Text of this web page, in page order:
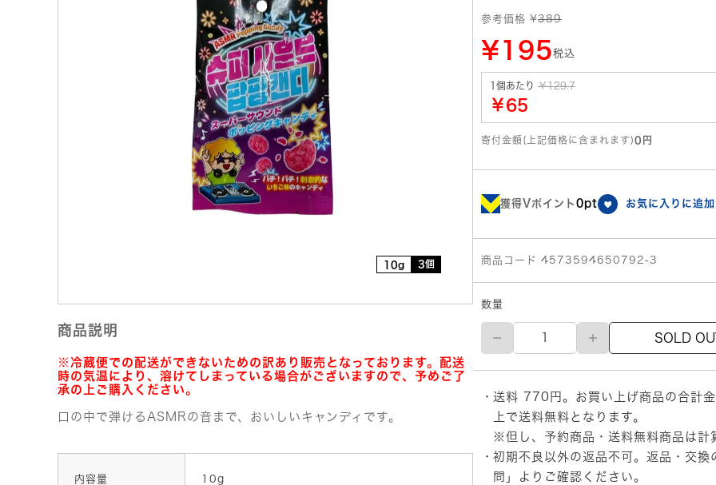
10g 3個
商品説明
※冷蔵便での配送ができないための訳あり販売となっております。配送
時の気温により、溶けてしまっている場合がございますので、予めご了
承の上ご購入ください。
口の中で弾けるASMRの音まで、おいしいキャンディです。
内容量 10g
参考価格 ¥389
¥195税込
1個あたり ￥129.7
￥65
寄付金額(上記価格に含まれます)0円
獲得Vポイント 0pt お気に入りに追
商品コード 4573594650792-3
数量
ベ
ト
ブ
ス
ス
ー
パ
ー
サ
SOLD
送料 770円。お買い上げ商品の合計
上で送料無料となります。
※但し、予約商品・送料無料商品は計
初期不良以外の返品不可。返品・交換
問」
よりご確認ください。